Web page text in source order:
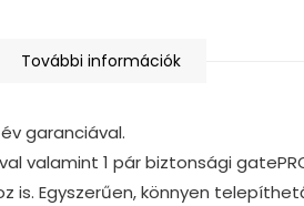
További információk
garanciával.
valamint 1 pár biztonsági
is. Egyszerűen, könnyen